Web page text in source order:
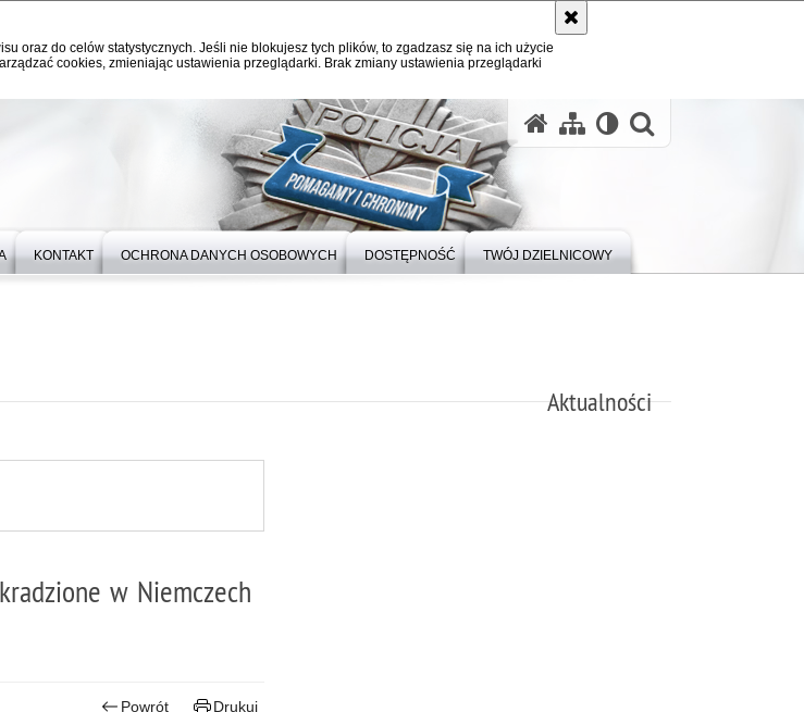
oraz do celów statystycznych. Jeśli nie blokujesz tych plików, to zgadzasz się na ich użycie
cookies, zmieniając ustawienia przeglądarki. Brak zmiany ustawienia przeglądarki
KONTAKT OCHRONA DANYCH OSOBOWYCH DOSTĘPNOŚĆ TWÓJ DZIELNICOWY
Aktualności
w Niemczech
Powrót Drukuj